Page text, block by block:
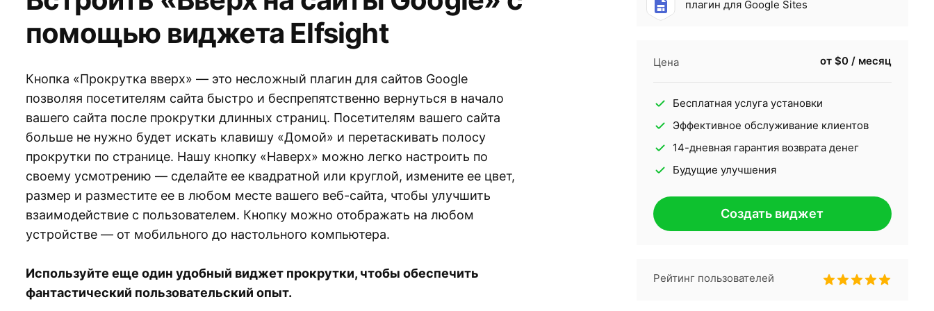
помощью виджета Elfsight
Кнопка «Прокрутка вверх» — это несложный плагин для сайтов Google
позволяя посетителям сайта быстро и беспрепятственно вернуться в начало
вашего сайта после прокрутки длинных страниц. Посетителям вашего сайта
больше не нужно будет искать клавишу «Домой» и перетаскивать полосу
прокрутки по странице. Нашу кнопку «Наверх» можно легко настроить по
своему усмотрению — сделайте ее квадратной или круглой, измените ее цвет,
размер и разместите ее в любом месте вашего веб-сайта, чтобы улучшить
взаимодействие с пользователем. Кнопку можно отображать на любом
устройстве — от мобильного до настольного компьютера.
Используйте еще один удобный виджет прокрутки, чтобы обеспечить
фантастический пользовательский опыт.
плагин для Google Sites
Цена от $0 / месяц
Бесплатная услуга установки
Эффективное обслуживание клиентов
14-дневная гарантия возврата денег
Будущие улучшения
Создать виджет
Рейтинг пользователей